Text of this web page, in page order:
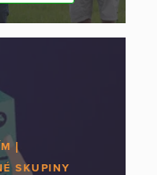
SKUPINY